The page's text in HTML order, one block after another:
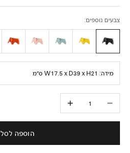
צבעים נוספים:
מידה: W17.5 x D39 x H21 ס״מ
הגדלת הכמות
הוספה לסל